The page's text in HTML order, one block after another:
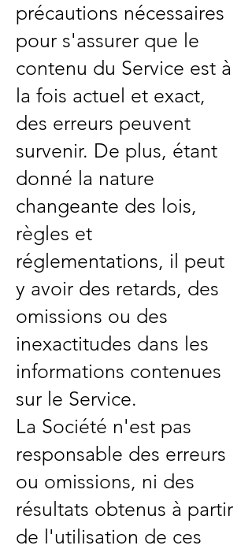
précautions nécessaires
pour s'assurer que le
contenu du Service est à
la fois actuel et exact,
des erreurs peuvent
survenir. De plus, étant
donné la nature
changeante des lois,
règles et
réglementations, il peut
y avoir des retards, des
omissions ou des
inexactitudes dans les
informations contenues
sur le Service.
La Société n'est pas
responsable des erreurs
ou omissions, ni des
résultats obtenus à partir
de l'utilisation de ces